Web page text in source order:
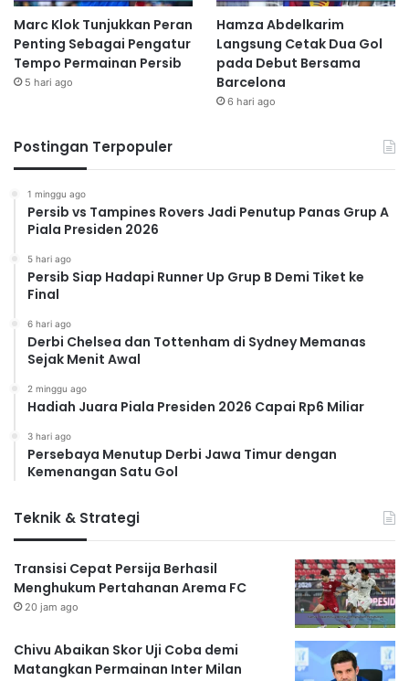
Marc Klok Tunjukkan Peran
Penting Sebagai Pengatur
Tempo Permainan Persib
5 hari ago
Hamza Abdelkarim
Langsung Cetak Dua Gol
pada Debut Bersama
Barcelona
6 hari ago
Postingan Terpopuler
1 minggu ago
Persib vs Tampines Rovers Jadi Penutup Panas Grup A
Piala Presiden 2026
5 hari ago
Persib Siap Hadapi Runner Up Grup B Demi Tiket ke
Final
6 hari ago
Derbi Chelsea dan Tottenham di Sydney Memanas
Sejak Menit Awal
2 minggu ago
Hadiah Juara Piala Presiden 2026 Capai Rp6 Miliar
3 hari ago
Persebaya Menutup Derbi Jawa Timur dengan
Kemenangan Satu Gol
Teknik & Strategi
Transisi Cepat Persija Berhasil
Menghukum Pertahanan Arema FC
20 jam ago
Chivu Abaikan Skor Uji Coba demi
Matangkan Permainan Inter Milan